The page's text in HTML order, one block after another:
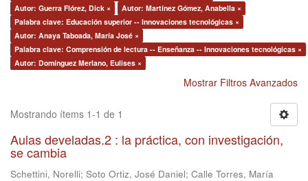
Autor: Guerra Flórez, Dick ×
Autor: Martínez Gómez, Anabella ×
Palabra clave: Educación superior -- Innovaciones tecnológicas ×
Autor: Anaya Taboada, María José ×
Palabra clave: Comprensión de lectura -- Enseñanza -- Innovaciones tecnológicas ×
Autor: Domínguez Merlano, Eulises ×
Mostrar Filtros Avanzados
Mostrando ítems 1-1 de 1
Aulas develadas.2 : la práctica, con investigación,
se cambia
Schettini, Norelli; Soto Ortiz, José Daniel; Calle Torres, María